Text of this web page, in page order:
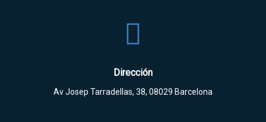

Dirección
Av Josep Tarradellas, 38, 08029 Barcelona